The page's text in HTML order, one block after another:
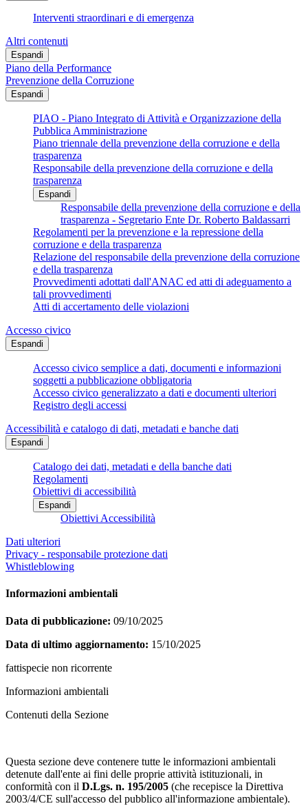
Interventi straordinari e di emergenza
Altri contenuti
Espandi
Piano della Performance
Prevenzione della Corruzione
Espandi
PIAO - Piano Integrato di Attività e Organizzazione della
Pubblica Amministrazione
Piano triennale della prevenzione della corruzione e della
trasparenza
Responsabile della prevenzione della corruzione e della
trasparenza
Espandi
Responsabile della prevenzione della corruzione e della
trasparenza - Segretario Ente Dr. Roberto Baldassarri
Regolamenti per la prevenzione e la repressione della
corruzione e della trasparenza
Relazione del responsabile della prevenzione della corruzione
e della trasparenza
Provvedimenti adottati dall'ANAC ed atti di adeguamento a
tali provvedimenti
Atti di accertamento delle violazioni
Accesso civico
Espandi
Accesso civico semplice a dati, documenti e informazioni
soggetti a pubblicazione obbligatoria
Accesso civico generalizzato a dati e documenti ulteriori
Registro degli accessi
Accessibilità e catalogo di dati, metadati e banche dati
Espandi
Catalogo dei dati, metadati e della banche dati
Regolamenti
Obiettivi di accessibilità
Espandi
Obiettivi Accessibilità
Dati ulteriori
Privacy - responsabile protezione dati
Whistleblowing
Informazioni ambientali
Data di pubblicazione: 09/10/2025
Data di ultimo aggiornamento: 15/10/2025
fattispecie non ricorrente
Informazioni ambientali
Contenuti della Sezione
Questa sezione deve contenere tutte le informazioni ambientali
detenute dall'ente ai fini delle proprie attività istituzionali, in
conformità con il D.Lgs. n. 195/2005 (che recepisce la Direttiva
2003/4/CE sull'accesso del pubblico all'informazione ambientale).